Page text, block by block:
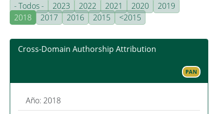
- Todos -
2023 2022 2021 2020
2019
2018
2017 2016 2015 <2015
Cross-Domain Authorship Attribution
PAN
Año: 2018